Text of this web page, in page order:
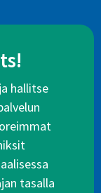
hallitse
tasalla